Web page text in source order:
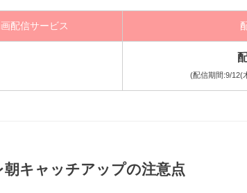
配信サービス
(配信期間:9/12(
キャッチアップの注意点